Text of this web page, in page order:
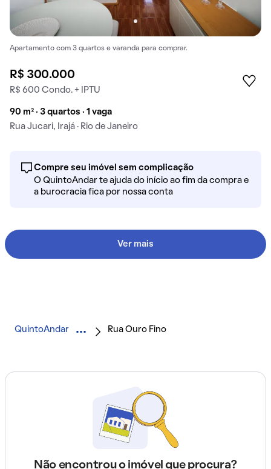
Apartamento com 3 quartos e varanda para comprar.
R$ 300.000
R$ 600 Condo. + IPTU
90 m² · 3 quartos · 1 vaga
Rua Jucari, Irajá · Rio de Janeiro
Compre seu imóvel sem complicação
O QuintoAndar te ajuda do início ao fim da compra e
a burocracia fica por nossa conta
Ver mais
QuintoAndar Rua Ouro Fino
Não encontrou o imóvel que procura?